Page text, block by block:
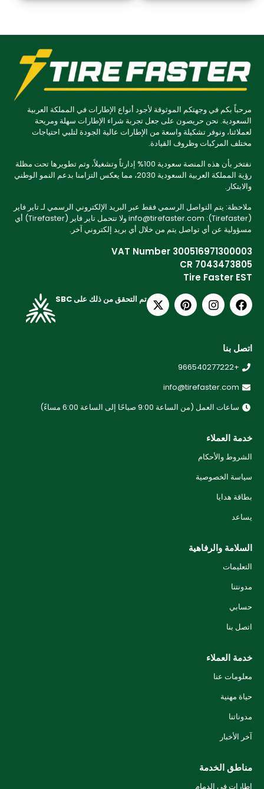
مرحباً بكم في وجهتكم الموثوقة لأجود أنواع الإطارات في المملكة العربية
السعودية. نحن حريصون على جعل تجربة شراء الإطارات سهلة ومريحة
لعملائنا، ونوفر تشكيلة واسعة من الإطارات عالية الجودة لتلبي احتياجات
مختلف المركبات وظروف القيادة.
نفتخر بأن هذه المنصة سعودية 100% إدارتاً وتشغيلاً، وتم تطويرها تحت مظلة
رؤية المملكة العربية السعودية 2030، مما يعكس التزامنا بدعم النمو الوطني
والابتكار.
ملاحظة: يتم التواصل الرسمي فقط عبر البريد الإلكتروني الرسمي لـ تاير فاير
(Tirefaster): info@tirefaster.com ولا تتحمل تاير فاير (Tirefaster) أي
مسؤولية عن أي تواصل يتم من خلال أي بريد إلكتروني آخر.
VAT Number 300516971300003
CR 7043473805
Tire Faster EST
تم التحقق من ذلك على SBC
اتصل بنا
+966540277222
info@tirefaster.com
ساعات العمل (من الساعة 9:00 صباحًا إلى الساعة 6:00 مساءً)
خدمة العملاء
الشروط والأحكام
سياسة الخصوصية
بطاقة هدايا
يساعد
السلامة والرفاهية
التعليمات
مدونتنا
حسابي
اتصل بنا
خدمة العملاء
معلومات عنا
حياة مهنية
مدوناتنا
آخر الأخبار
مناطق الخدمة
إطارات في الدمام